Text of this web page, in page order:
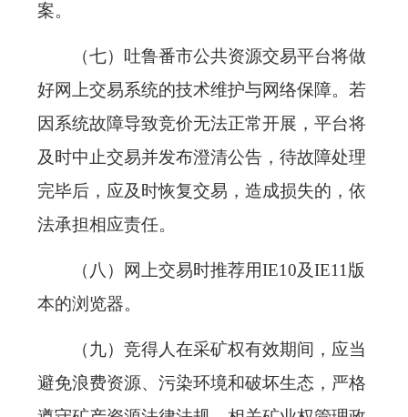
案。
（七）吐鲁番市公共资源交易平台将做
好网上交易系统的技术维护与网络保障。若
因系统故障导致竞价无法正常开展，平台将
及时中止交易并发布澄清公告，待故障处理
完毕后，应及时恢复交易，造成损失的，依
法承担相应责任。
（八）网上交易时推荐用IE10及IE11版
本的浏览器。
（九）竞得人在采矿权有效期间，应当
避免浪费资源、污染环境和破坏生态，严格